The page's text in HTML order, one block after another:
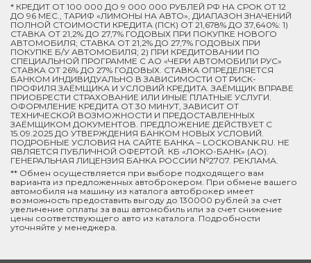
* КРЕДИТ ОТ 100 000 ДО 9 000 000 РУБЛЕЙ РФ НА СРОК ОТ 12
ДО 96 МЕС., ТАРИФ «ЛИМОНЫ НА АВТО», ДИАПАЗОН ЗНАЧЕНИЙ
ПОЛНОЙ СТОИМОСТИ КРЕДИТА (ПСК) ОТ 21,678% ДО 37,640%: 1)
СТАВКА ОТ 21,2% ДО 27,7% ГОДОВЫХ ПРИ ПОКУПКЕ НОВОГО
АВТОМОБИЛЯ; СТАВКА ОТ 21,2% ДО 27,7% ГОДОВЫХ ПРИ
ПОКУПКЕ Б/У АВТОМОБИЛЯ; 2) ПРИ КРЕДИТОВАНИИ ПО
СПЕЦИАЛЬНОЙ ПРОГРАММЕ C АО «ЧЕРИ АВТОМОБИЛИ РУС»
СТАВКА ОТ 26% ДО 27% ГОДОВЫХ. СТАВКА ОПРЕДЕЛЯЕТСЯ
БАНКОМ ИНДИВИДУАЛЬНО В ЗАВИСИМОСТИ ОТ РИСК-
ПРОФИЛЯ ЗАЁМЩИКА И УСЛОВИЙ КРЕДИТА. ЗАЁМЩИК ВПРАВЕ
ПРИОБРЕСТИ СТРАХОВАНИЕ ИЛИ ИНЫЕ ПЛАТНЫЕ УСЛУГИ.
ОФОРМЛЕНИЕ КРЕДИТА ОТ 30 МИНУТ, ЗАВИСИТ ОТ
ТЕХНИЧЕСКОЙ ВОЗМОЖНОСТИ И ПРЕДОСТАВЛЕННЫХ
ЗАЁМЩИКОМ ДОКУМЕНТОВ. ПРЕДЛОЖЕНИЕ ДЕЙСТВУЕТ С
15.09.2025 ДО УТВЕРЖДЕНИЯ БАНКОМ НОВЫХ УСЛОВИЙ.
ПОДРОБНЫЕ УСЛОВИЯ НА САЙТЕ БАНКА – LOCKOBANK.RU. НЕ
ЯВЛЯЕТСЯ ПУБЛИЧНОЙ ОФЕРТОЙ. КБ «ЛОКО-БАНК» (АО).
ГЕНЕРАЛЬНАЯ ЛИЦЕНЗИЯ БАНКА РОССИИ №2707. РЕКЛАМА.
** Обмен осуществляется при выборе подходящего вам
варианта из предложенных автоброкером. При обмене вашего
автомобиля на машину из каталога автоброкер имеет
возможность предоставить выгоду до 130000 рублей за счет
увеличение оплаты за ваш автомобиль или за счет снижение
цены соответствующего авто из каталога. Подробности
уточняйте у менеджера.